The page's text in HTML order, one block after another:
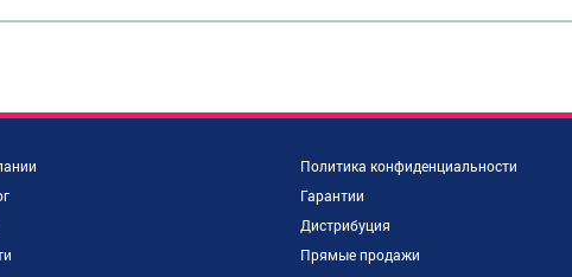
Политика конфиденциальности
Гарантии
Дистрибуция
Прямые продажи